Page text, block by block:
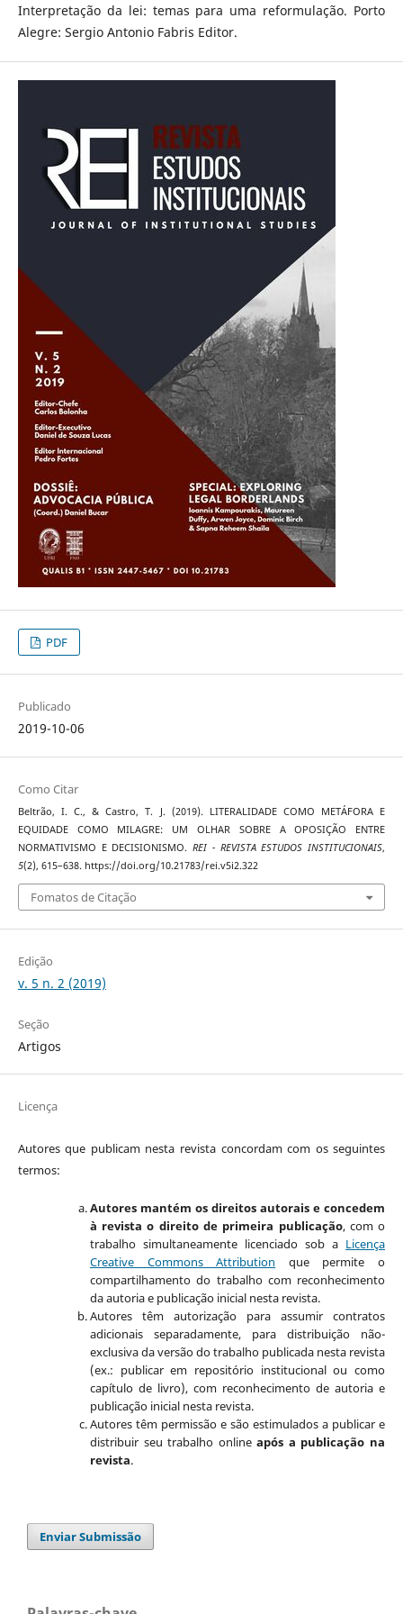
Interpretação da lei: temas para uma reformulação. Porto
Alegre: Sergio Antonio Fabris Editor.
PDF
Publicado
2019-10-06
Como Citar
Beltrão, I. C., & Castro, T. J. (2019). LITERALIDADE COMO METÁFORA E
EQUIDADE COMO MILAGRE: UM OLHAR SOBRE A OPOSIÇÃO ENTRE
NORMATIVISMO E DECISIONISMO.REI - REVISTA ESTUDOS INSTITUCIONAIS,
5(2), 615–638. https://doi.org/10.21783/rei.v5i2.322
Fomatos de Citação
Edição
v. 5 n. 2 (2019)
Seção
Artigos
Licença
Autores que publicam nesta revista concordam com os seguintes
termos:
Autores mantém os direitos autorais e concedem
à revista o direito de primeira publicação, com o
trabalho simultaneamente licenciado sob a Licença
Creative Commons Attribution que permite o
compartilhamento do trabalho com reconhecimento
da autoria e publicação inicial nesta revista.
Autores têm autorização para assumir contratos
adicionais separadamente, para distribuição não-
exclusiva da versão do trabalho publicada nesta revista
(ex.: publicar em repositório institucional ou como
capítulo de livro), com reconhecimento de autoria e
publicação inicial nesta revista.
Autores têm permissão e são estimulados a publicar e
distribuir seu trabalho onlineapós a publicação na
revista.
Enviar Submissão